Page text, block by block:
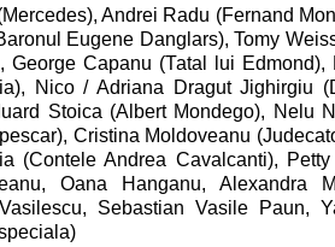
Andrei Radu (Fernand
Eugene Danglars), Tomy
Capanu (Tatal lui Edmond),
Nico / Adriana Dragut Jighirgiu
Stoica (Albert Mondego), Nelu
Cristina Moldoveanu
(Contele Andrea Cavalcanti), Petty
Oana Hanganu, Alexandra
Sebastian Vasile Paun,